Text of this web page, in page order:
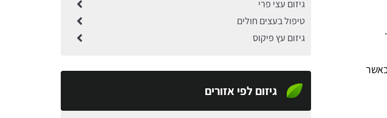
גיזום עצי פרי
טיפול בעצים חולים
גיזום עץ פיקוס
גיזום לפי אזורים